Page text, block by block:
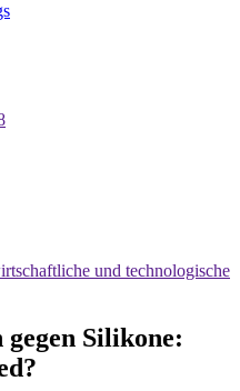
und technologische
Silikone: